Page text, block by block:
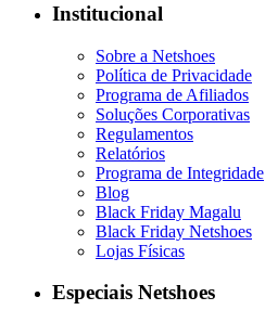
Institucional
Sobre a Netshoes
Política de Privacidade
Programa de Afiliados
Soluções Corporativas
Regulamentos
Relatórios
Programa de Integridade
Blog
Black Friday Magalu
Black Friday Netshoes
Lojas Físicas
Especiais Netshoes